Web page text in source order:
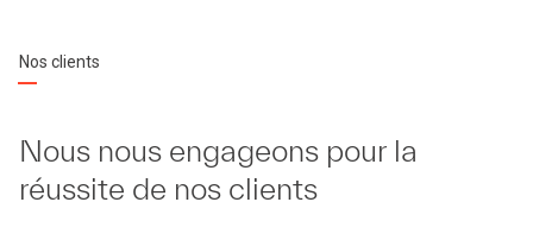
Nos clients
Nous nous engageons pour la
réussite de nos clients